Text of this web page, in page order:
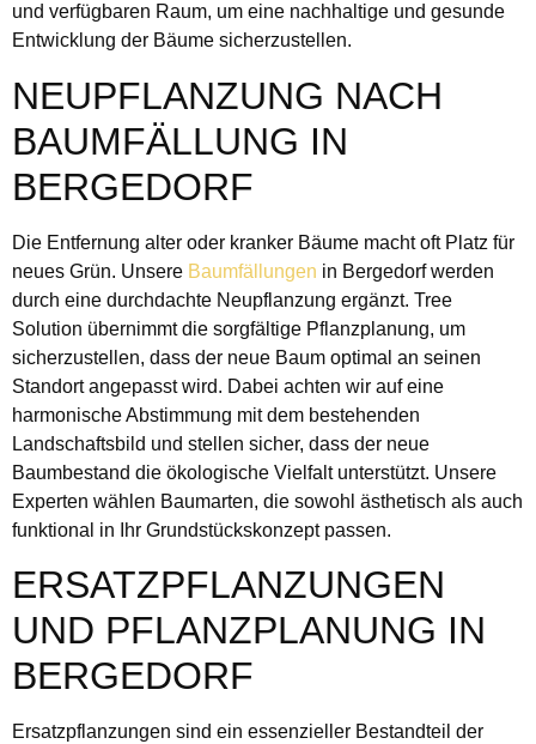
und verfügbaren Raum, um eine nachhaltige und gesunde
Entwicklung der Bäume sicherzustellen.
NEUPFLANZUNG NACH
BAUMFÄLLUNG IN
BERGEDORF
Die Entfernung alter oder kranker Bäume macht oft Platz für
neues Grün. Unsere Baumfällungen in Bergedorf werden
durch eine durchdachte Neupflanzung ergänzt. Tree
Solution übernimmt die sorgfältige Pflanzplanung, um
sicherzustellen, dass der neue Baum optimal an seinen
Standort angepasst wird. Dabei achten wir auf eine
harmonische Abstimmung mit dem bestehenden
Landschaftsbild und stellen sicher, dass der neue
Baumbestand die ökologische Vielfalt unterstützt. Unsere
Experten wählen Baumarten, die sowohl ästhetisch als auch
funktional in Ihr Grundstückskonzept passen.
ERSATZPFLANZUNGEN
UND PFLANZPLANUNG IN
BERGEDORF
Ersatzpflanzungen sind ein essenzieller Bestandteil der